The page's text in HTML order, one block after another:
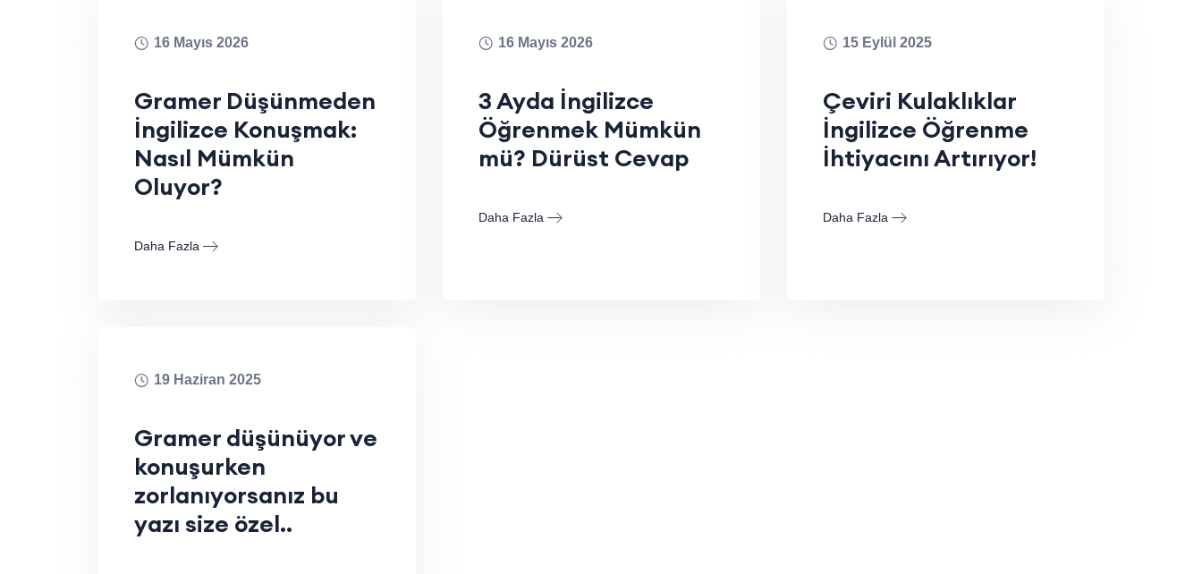
16 Mayıs 2026
Gramer Düşünmeden
İngilizce Konuşmak:
Nasıl Mümkün
Oluyor?
Daha Fazla
16 Mayıs 2026
3 Ayda İngilizce
Öğrenmek Mümkün
mü? Dürüst Cevap
Daha Fazla
15 Eylül 2025
Çeviri Kulaklıklar
İngilizce Öğrenme
İhtiyacını Artırıyor!
Daha Fazla
19 Haziran 2025
Gramer düşünüyor ve
konuşurken
zorlanıyorsanız bu
yazı size özel..